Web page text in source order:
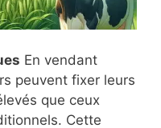
En vendant
peuvent fixer leurs
que ceux
Cette